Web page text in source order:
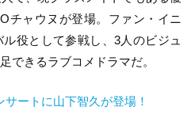
チャウヌが登場。ファン・イニ
役として参戦し、3人のビジュ
できるラブコメドラマだ。
ートに山下智久が登場！